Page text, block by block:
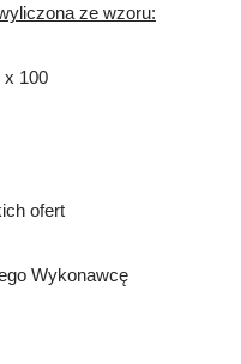
ze wzoru:
100
ofert
Wykonawcę